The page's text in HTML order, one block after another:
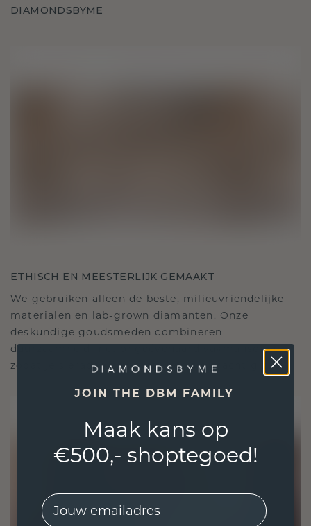
DIAMONDSBYME
ETHISCH EN MEESTERLIJK GEMAAKT
We gebruiken alleen de beste, milieuvriendelijke
materialen en lab-grown diamanten. Onze
deskundige goudsmeden combineren
duurzaamheid met ongeëvenaard vakmanschap,
zodat je sieraden zowel ethisch als prachtig zijn.
JOIN THE DBM FAMILY
Maak kans op
€500,- shoptegoed!
EMail